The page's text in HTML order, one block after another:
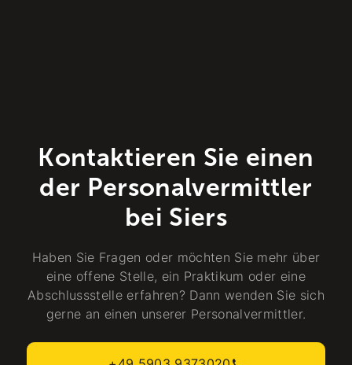
Kontaktieren Sie einen
der Personalvermittler
bei Siers
Haben Sie Fragen oder möchten Sie mehr über
eine offene Stelle, ein Praktikum oder eine
Abschlussstelle erfahren? Dann wenden Sie sich
gerne an einen unserer Personalvermittler.